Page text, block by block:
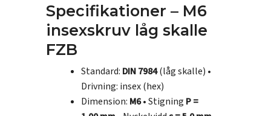
Specifikationer – M6
insexskruv låg skalle
FZB
Standard: DIN 7984(låg skalle) •
Drivning: insex (hex)
Dimension: M6• Stigning P =